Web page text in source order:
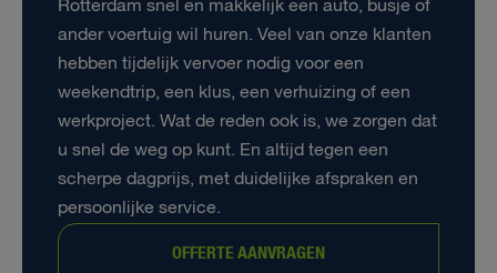
Rotterdam snel en makkelijk een auto, busje of
ander voertuig wil huren. Veel van onze klanten
hebben tijdelijk vervoer nodig voor een
weekendtrip, een klus, een verhuizing of een
werkproject. Wat de reden ook is, we zorgen dat
u snel de weg op kunt. En altijd tegen een
scherpe dagprijs, met duidelijke afspraken en
persoonlijke service.
OFFERTE AANVRAGEN